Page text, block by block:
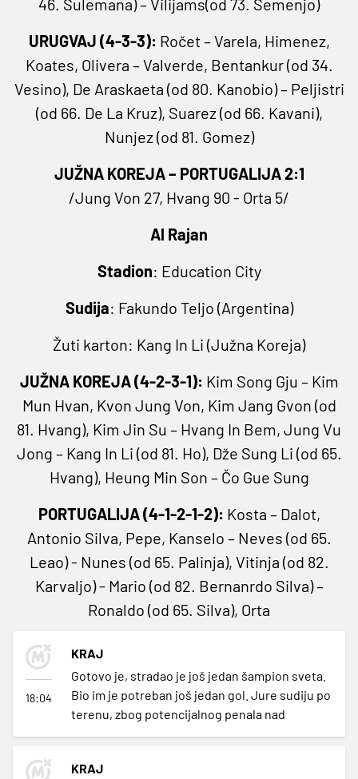
46. Sulemana) – Vilijams(od 73. Semenjo)
URUGVAJ (4-3-3): Ročet – Varela, Himenez,
Koates, Olivera – Valverde, Bentankur (od 34.
Vesino), De Araskaeta (od 80. Kanobio) – Peljistri
(od 66. De La Kruz), Suarez (od 66. Kavani),
Nunjez (od 81. Gomez)
JUŽNA KOREJA – PORTUGALIJA 2:1
/Jung Von 27, Hvang 90 - Orta 5/
Al Rajan
Stadion: Education City
Sudija: Fakundo Teljo (Argentina)
Žuti karton: Kang In Li (Južna Koreja)
JUŽNA KOREJA (4-2-3-1): Kim Song Gju – Kim
Mun Hvan, Kvon Jung Von, Kim Jang Gvon (od
81. Hvang), Kim Jin Su – Hvang In Bem, Jung Vu
Jong – Kang In Li (od 81. Ho), Dže Sung Li (od 65.
Hvang), Heung Min Son – Čo Gue Sung
PORTUGALIJA (4-1-2-1-2): Kosta – Dalot,
Antonio Silva, Pepe, Kanselo – Neves (od 65.
Leao) - Nunes (od 65. Palinja), Vitinja (od 82.
Karvaljo) - Mario (od 82. Bernanrdo Silva) –
Ronaldo (od 65. Silva), Orta
18:04
KRAJ
Gotovo je, stradao je još jedan šampion sveta.
Bio im je potreban još jedan gol. Jure sudiju po
terenu, zbog potencijalnog penala nad
KRAJ